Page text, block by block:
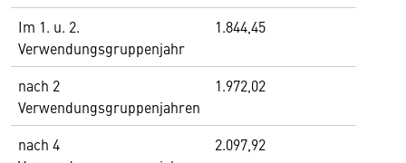
Im 1. u. 2.
Verwendungsgruppenjahr
1.844,45
nach 2
Verwendungsgruppenjahren
1.972,02
nach 4
2.097,92